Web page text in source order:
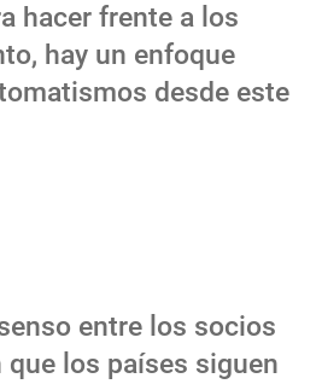
hacer frente a los
hay un enfoque
desde este
entre los socios
los países siguen